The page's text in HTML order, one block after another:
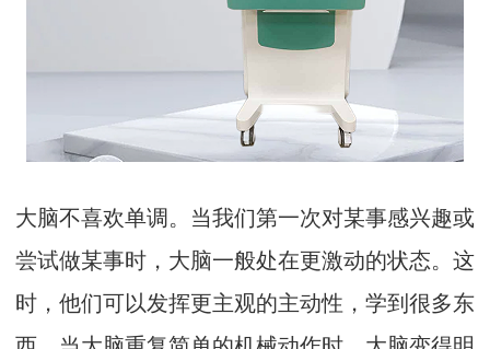
大脑不喜欢单调。当我们第一次对某事感兴趣或
尝试做某事时，大脑一般处在更激动的状态。这
时，他们可以发挥更主观的主动性，学到很多东